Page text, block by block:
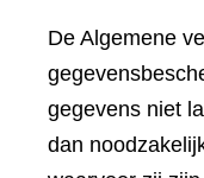
De Algemene
gegevens niet
dan